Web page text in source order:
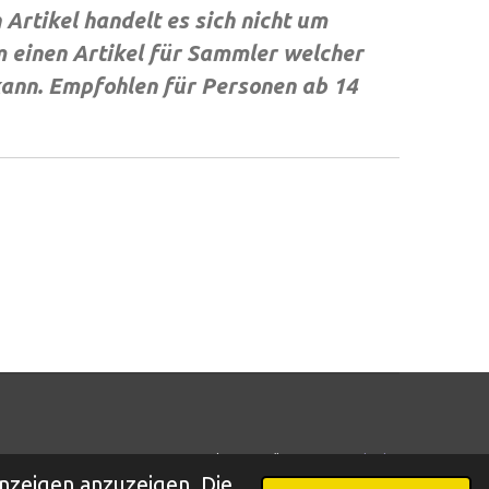
Artikel handelt es sich nicht um
einen Artikel für Sammler welcher
Empfohlen für Personen ab 14
Mit Unterstützung vonWebador